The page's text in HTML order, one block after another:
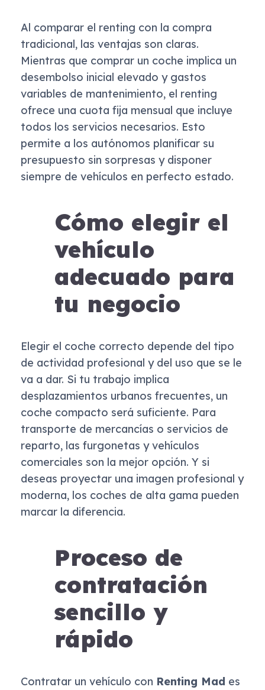
Al comparar el renting con la compra
tradicional, las ventajas son claras.
Mientras que comprar un coche implica un
desembolso inicial elevado y gastos
variables de mantenimiento, el renting
ofrece una cuota fija mensual que incluye
todos los servicios necesarios. Esto
permite a los autónomos planificar su
presupuesto sin sorpresas y disponer
siempre de vehículos en perfecto estado.
Cómo elegir el
vehículo
adecuado para
tu negocio
Elegir el coche correcto depende del tipo
de actividad profesional y del uso que se le
va a dar. Si tu trabajo implica
desplazamientos urbanos frecuentes, un
coche compacto será suficiente. Para
transporte de mercancías o servicios de
reparto, las furgonetas y vehículos
comerciales son la mejor opción. Y si
deseas proyectar una imagen profesional y
moderna, los coches de alta gama pueden
marcar la diferencia.
Proceso de
contratación
sencillo y
rápido
Contratar un vehículo con Renting Mad es